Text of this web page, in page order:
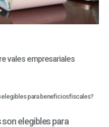
vales empresariales
elegibles para beneficios fiscales?
son elegibles para